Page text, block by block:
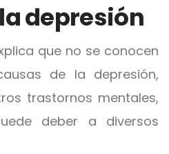
depresión
que no se conocen
de la depresión,
trastornos mentales,
deber a diversos